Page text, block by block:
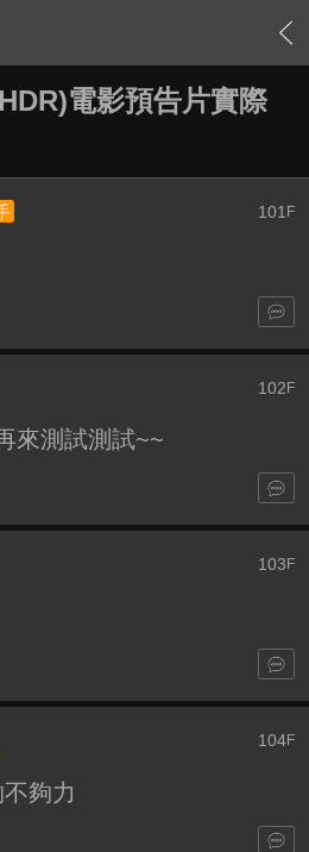
討論大廳 › 內容
電影預告片實際
101 F
102F
來測試測試~~
103F
104F
夠力